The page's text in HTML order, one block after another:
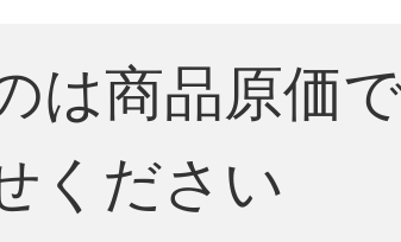
は商品原価
ください